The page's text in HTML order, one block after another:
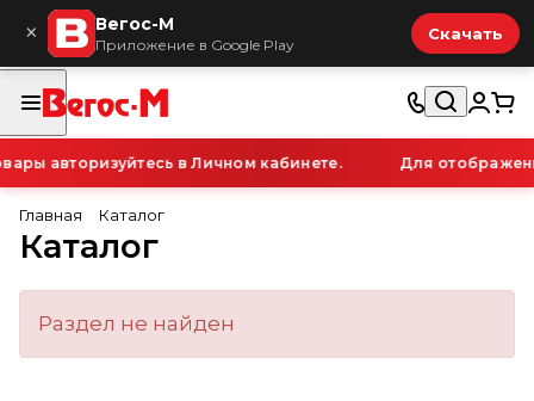
× Вегос-М
Приложение в Google Play
Скачать
авторизуйтесь в Личном кабинете. Для
Главная Каталог
Каталог
Раздел не найден